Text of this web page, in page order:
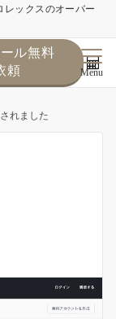
レックスのオーバー
ル無料
頼
Menu
れました